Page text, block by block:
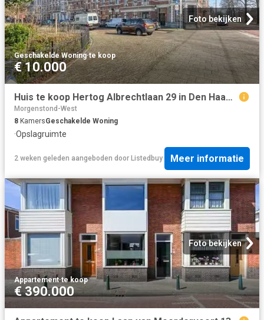
Foto bekijken
Geschakelde Woning·te koop
€ 10.000
Huis te koop Hertog Albrechtlaan 29 in Den Haag voor € 2.290.000
Morgenstond-West
8 KamersGeschakelde Woning
·Opslagruimte
2 weken geleden aangeboden door Listedbuy Meer informatie
Foto bekijken
Appartement·te koop
€ 390.000